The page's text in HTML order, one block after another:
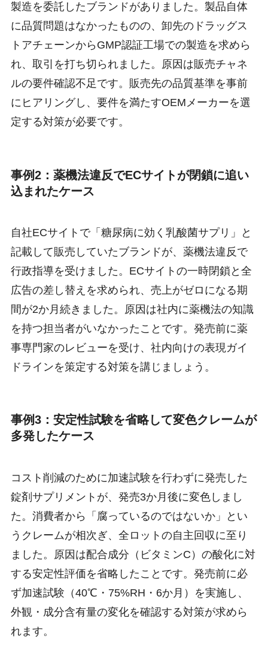
製造を委託したブランドがありました。製品自体
に品質問題はなかったものの、卸先のドラッグス
トアチェーンからGMP認証工場での製造を求めら
れ、取引を打ち切られました。原因は販売チャネ
ルの要件確認不足です。販売先の品質基準を事前
にヒアリングし、要件を満たすOEMメーカーを選
定する対策が必要です。
事例2：薬機法違反でECサイトが閉鎖に追い
込まれたケース
自社ECサイトで「糖尿病に効く乳酸菌サプリ」と
記載して販売していたブランドが、薬機法違反で
行政指導を受けました。ECサイトの一時閉鎖と全
広告の差し替えを求められ、売上がゼロになる期
間が2か月続きました。原因は社内に薬機法の知識
を持つ担当者がいなかったことです。発売前に薬
事専門家のレビューを受け、社内向けの表現ガイ
ドラインを策定する対策を講じましょう。
事例3：安定性試験を省略して変色クレームが
多発したケース
コスト削減のために加速試験を行わずに発売した
錠剤サプリメントが、発売3か月後に変色しまし
た。消費者から「腐っているのではないか」とい
うクレームが相次ぎ、全ロットの自主回収に至り
ました。原因は配合成分（ビタミンC）の酸化に対
する安定性評価を省略したことです。発売前に必
ず加速試験（40℃・75%RH・6か月）を実施し、
外観・成分含有量の変化を確認する対策が求めら
れます。